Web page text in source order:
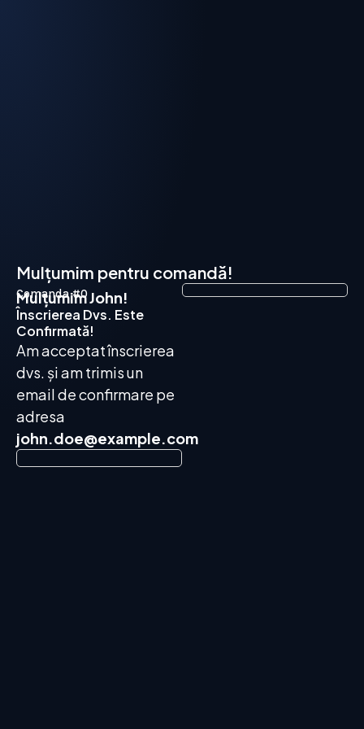
Mulțumim pentru comandă!
Comanda #0
Mulțumim John!
Înscrierea Dvs. Este
Confirmată!
Am acceptat înscrierea
dvs. și am trimis un
email de confirmare pe
adresa
john.doe@example.com